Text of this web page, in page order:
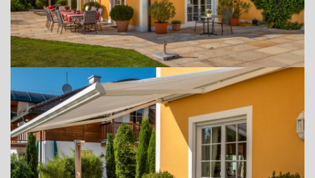
+43 (0) 6212 63 11-0